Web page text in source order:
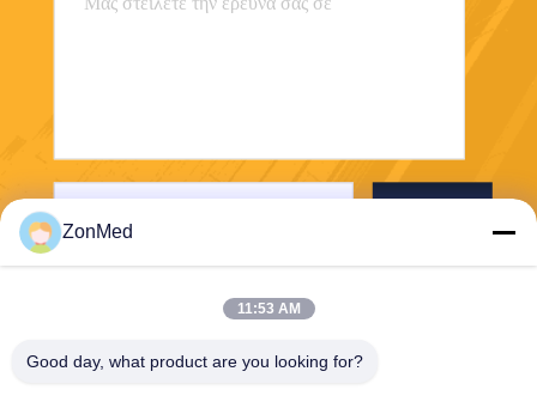
ZonMed
11:53 AM
Good day, what product are you looking for?